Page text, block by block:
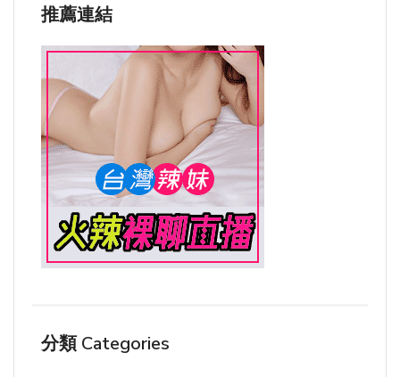
推薦連結
分類 Categories